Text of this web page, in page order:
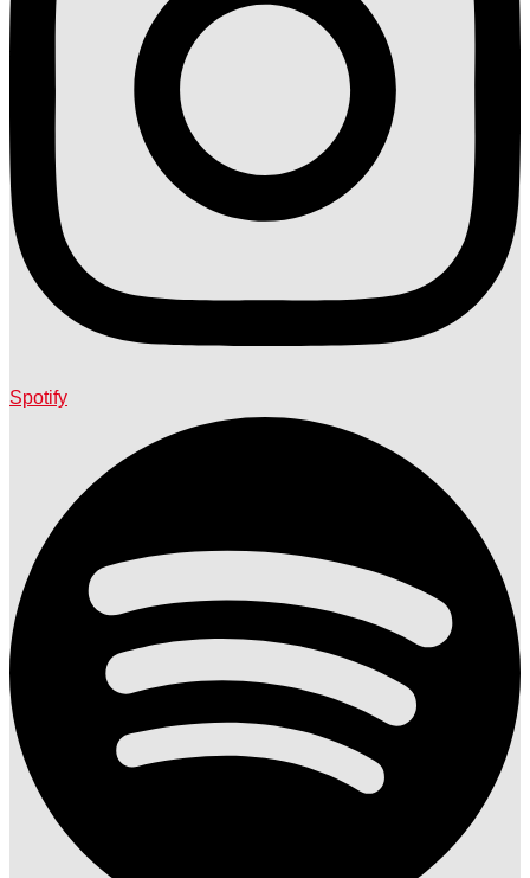
Spotify